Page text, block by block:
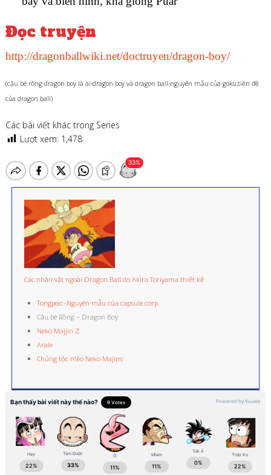
Đọc truyện
http://dragonballwiki.net/doctruyen/dragon-boy/
(cậu bé rồng dragon boy là ai-dragon boy và dragon ball-nguyên mẫu của goku,tiền đề
của dragon ball)
Các bài viết khác trong Series
Lượt xem: 1,478
Các nhân vật ngoài Dragon Ball do Akira Toriyama thiết kế
Tongpoo -Nguyên mẫu của capsule corp
Cậu bé Rồng – Dragon Boy
Neko Majjin Z
Arale
Chủng tộc mèo Neko Majins